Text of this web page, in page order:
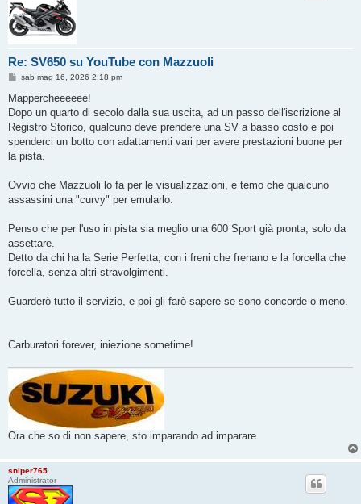
Re: SV650 su YouTube con Mazzuoli
M
s
a
g
g
i
o
sab mag 16, 2026 2:18 pm
Mappercheeeeeé!
Dopo un quarto di secolo dalla sua uscita, ad un passo dell'iscrizione al
Registro Storico, qualcuno deve prendere una SV a basso costo e poi
spenderci un botto con adattamenti vari per avere prestazioni buone per
la pista.
Ovvio che Mazzuoli lo fa per le visualizzazioni, e temo che qualcuno
assassini una "curvy" per emularlo.
Penso che per l'uso in pista sia meglio una 600 Sport già pronta, solo da
assettare.
Detto da chi ha la Serie Perfetta, con i freni che frenano e la forcella che
forcella, senza altri stravolgimenti.
Guarderò tutto il servizio, e poi gli farò sapere se sono concorde o meno.
Carburatori forever, iniezione sometime!
Ora che so di non sapere, sto imparando ad imparare
sniper765
Administrator